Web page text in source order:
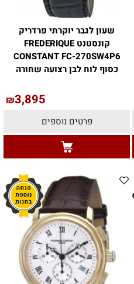
שעון לגבר יוקרתי פרדריק
קונסטנט FREDERIQUE
CONSTANT FC-270SW4P6
כסוף לוח לבן רצועה שחורה
₪3,895
פרטים נוספים